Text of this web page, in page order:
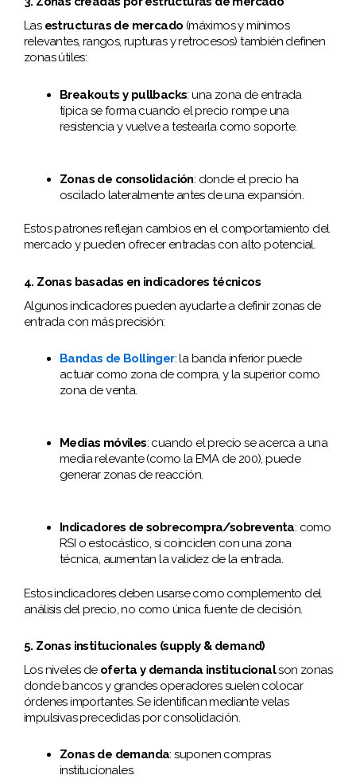
Las estructuras de mercado (máximos y mínimos
relevantes, rangos, rupturas y retrocesos) también definen
zonas útiles:
Breakouts y pullbacks: una zona de entrada
típica se forma cuando el precio rompe una
resistencia y vuelve a testearla como soporte.
Zonas de consolidación: donde el precio ha
oscilado lateralmente antes de una expansión.
Estos patrones reflejan cambios en el comportamiento del
mercado y pueden ofrecer entradas con alto potencial.
4. Zonas basadas en indicadores técnicos
Algunos indicadores pueden ayudarte a definir zonas de
entrada con más precisión:
Bandas de Bollinger: la banda inferior puede
actuar como zona de compra, y la superior como
zona de venta.
Medias móviles: cuando el precio se acerca a una
media relevante (como la EMA de 200), puede
generar zonas de reacción.
Indicadores de sobrecompra/sobreventa: como
RSI o estocástico, si coinciden con una zona
técnica, aumentan la validez de la entrada.
Estos indicadores deben usarse como complemento del
análisis del precio, no como única fuente de decisión.
5. Zonas institucionales (supply & demand)
Los niveles de oferta y demanda institucionalson zonas
donde bancos y grandes operadores suelen colocar
órdenes importantes. Se identifican mediante velas
impulsivas precedidas por consolidación.
Zonas de demanda: suponen compras
institucionales.